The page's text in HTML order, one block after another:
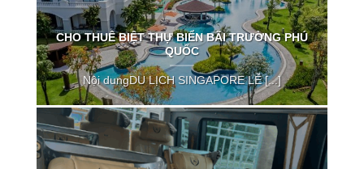
CHO THUÊ BIỆT THỰ BIỂN BÃI TRƯỜNG PHÚ
QUỐC
Nội dungDU LỊCH SINGAPORE LỄ [...]